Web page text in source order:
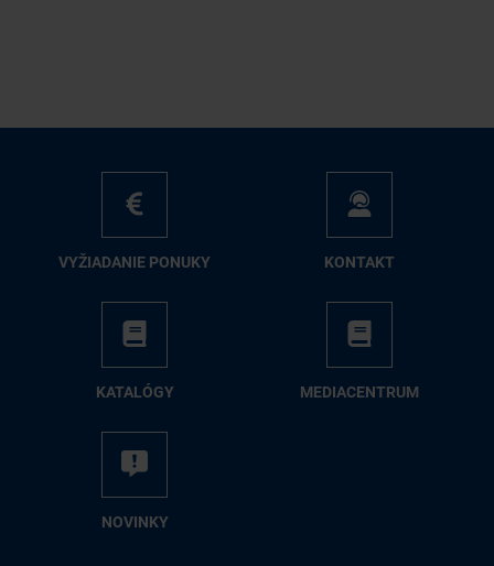
VY­ŽIA­DA­NIE PO­NU­KY KON­TAKT
KA­TA­LÓ­GY ME­DIA­CEN­TRUM
NO­VIN­KY